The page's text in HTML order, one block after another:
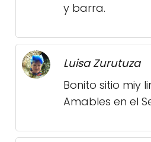
y barra.
Luisa Zurutuza
Bonito sitio miy
Amables en el